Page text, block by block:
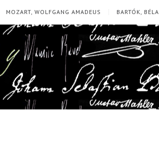
MOZART, WOLFGANG AMADEUS BARTÓK, BÉLA